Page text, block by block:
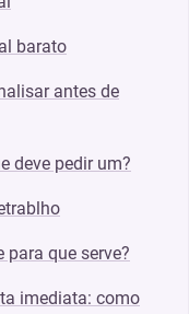
barato
antes de
deve pedir um?
para que serve?
imediata: como